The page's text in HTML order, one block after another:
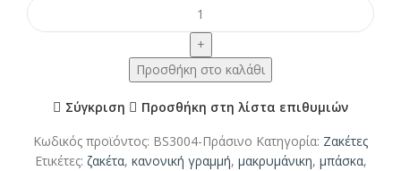
Προσθήκη στο καλάθι
Σύγκριση Προσθήκη στη λίστα επιθυμιών
Κωδικός προϊόντος: BS3004-Πράσινο Κατηγορία: Ζακέτες
Ετικέτες: ζακέτα, κανονική γραμμή, μακρυμάνικη, μπάσκα,